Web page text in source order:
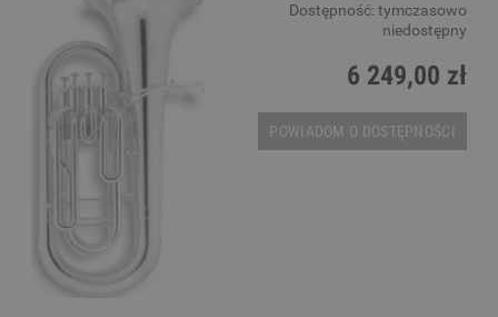
Dostępność: tymczasowo
niedostępny
6 249,00 zł
POWIADOM O DOSTĘPNOŚCI